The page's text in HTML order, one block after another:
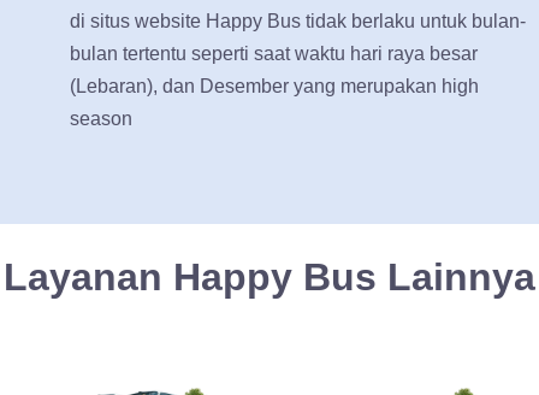
di situs website Happy Bus tidak berlaku untuk bulan-
bulan tertentu seperti saat waktu hari raya besar
(Lebaran), dan Desember yang merupakan high
season
Layanan Happy Bus Lainnya